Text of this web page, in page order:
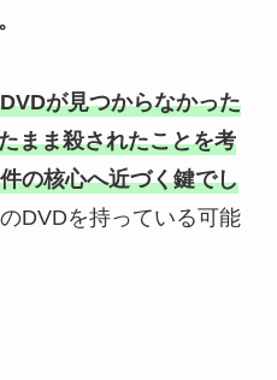
が見つからなかった
まま殺されたことを考
の核心へ近づく鍵でし
DVDを持っている可能